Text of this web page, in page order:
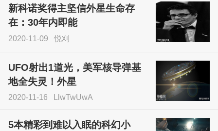
sskfn
新科诺奖得主坚信外星生命存
在：30年内即能
2020-11-09 悦刈
UFO射出1道光，美军核导弹基
地全失灵！外星
2020-11-16 LlwTwUwA
5本精彩到难以入眠的科幻小